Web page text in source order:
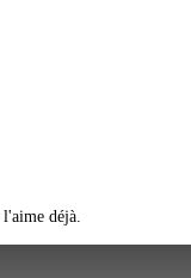
et non pas
touchée par les
retour en France
déjà.